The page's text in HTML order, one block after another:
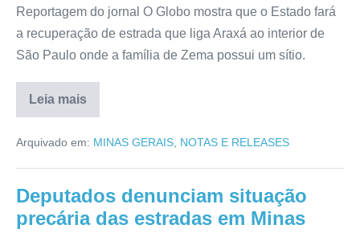
Reportagem do jornal O Globo mostra que o Estado fará
a recuperação de estrada que liga Araxá ao interior de
São Paulo onde a família de Zema possui um sítio.
Leia mais
Arquivado em: MINAS GERAIS NOTAS E RELEASES
Deputados denunciam situação
precária das estradas em Minas